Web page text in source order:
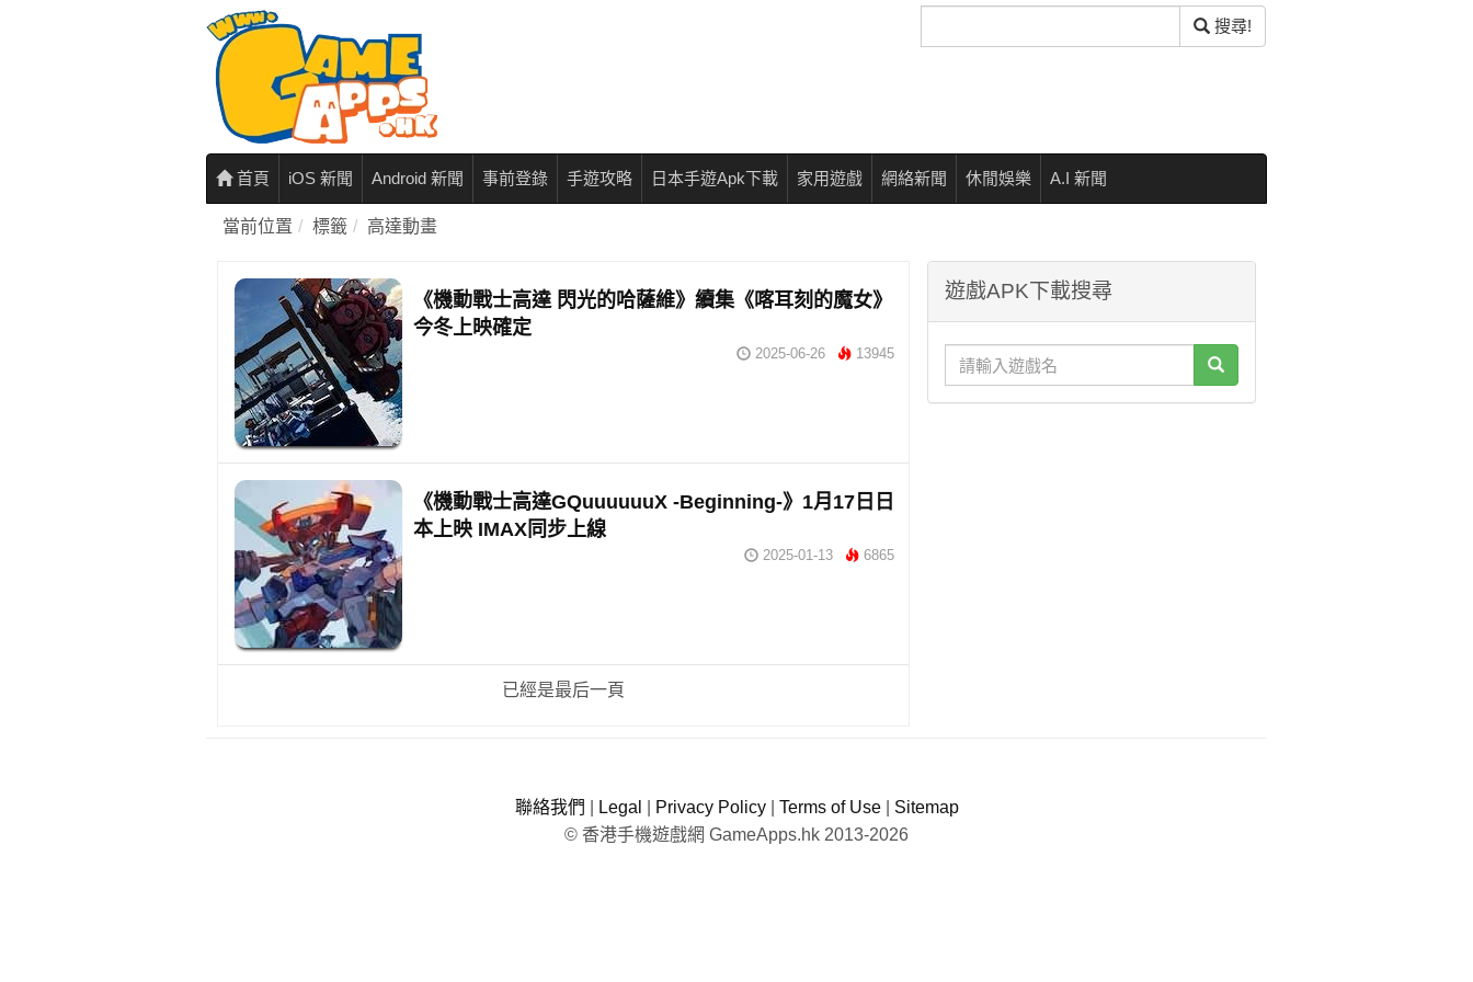
尋
搜尋!
首頁 iOS 新聞 Android 新聞 事前登錄 手遊攻略 日本手遊Apk下載 家用遊戲 網絡新聞 休閒娛樂 A.I 新聞
當前位置 標籤 高達動畫
《機動戰士高達 閃光的哈薩維》續集《喀耳刻的魔女》
今冬上映確定
2025-06-26 13945
《機動戰士高達GQuuuuuuX -Beginning-》1月17日日
本上映 IMAX同步上線
2025-01-13 6865
已經是最后一頁
遊戲APK下載搜尋
聯絡我們 Legal Privacy Policy| Terms of Use| Sitemap
© 香港手機遊戲網 GameApps.hk 2013-2026